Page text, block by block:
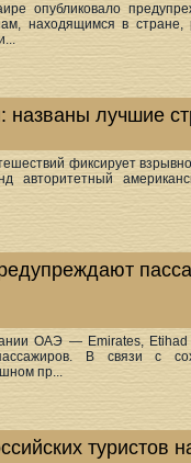
опубликовало
находящимся в
названы лучшие
фиксирует
авторитетный
ОАЭ — Emirates,
В связи с
пр...
туристов